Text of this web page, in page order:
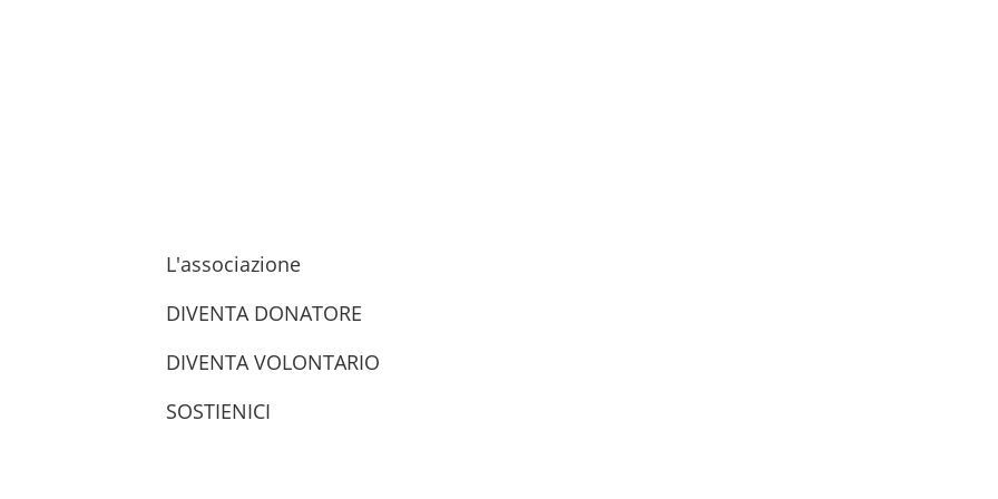
L'associazione
DIVENTA DONATORE
DIVENTA VOLONTARIO
SOSTIENICI